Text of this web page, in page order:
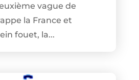
vague de
la France et
fouet, la...